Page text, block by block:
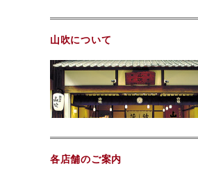
山吹について
各店舗のご案内